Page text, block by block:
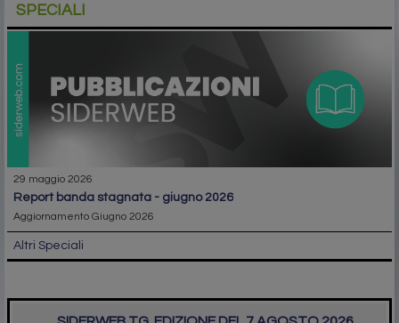
SPECIALI
29 maggio 2026
report banda stagnata - giugno 2026
Aggiornamento Giugno 2026
Altri Speciali